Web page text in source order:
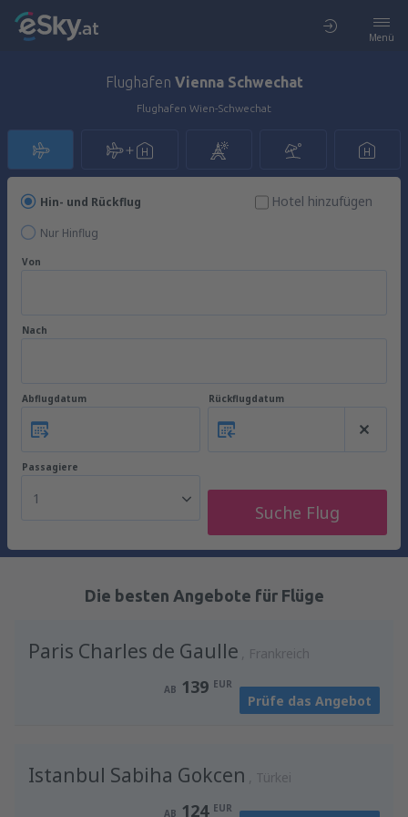
Menü
Flughafen Vienna Schwechat
Flughafen Wien-Schwechat
Hin- und Rückflug
Nur Hinflug
Hotel hinzufügen
Von
Nach
Abflugdatum Rückflugdatum
Passagiere
1
Suche Flug
Die besten Angebote für Flüge
Paris Charles de Gaulle Frankreich
AB 139 EUR
Prüfe das Angebot
Istanbul Sabiha Gokcen Türkei
AB 124 EUR